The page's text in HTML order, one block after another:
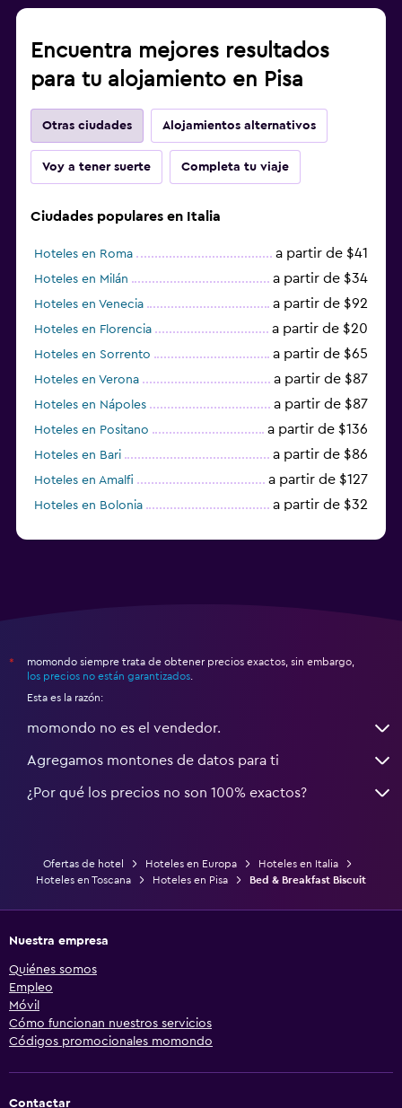
Encuentra mejores resultados
para tu alojamiento en Pisa
Otras ciudades Alojamientos alternativos
Voy a tener suerte Completa tu viaje
Ciudades populares en Italia
Hoteles en Roma a partir de $41
Hoteles en Milán a partir de $34
Hoteles en Venecia a partir de $92
Hoteles en Florencia a partir de $20
Hoteles en Sorrento a partir de $65
Hoteles en Verona a partir de $87
Hoteles en Nápoles a partir de $87
Hoteles en Positano a partir de $136
Hoteles en Bari a partir de $86
Hoteles en Amalfi a partir de $127
Hoteles en Bolonia a partir de $32
*
momondo siempre trata de obtener precios exactos, sin embargo,
los precios no están garantizados
Esta es la razón:
momondo no es el vendedor.
Agregamos montones de datos para ti
¿Por qué los precios no son 100% exactos?
Ofertas de hotel Hoteles en Europa
Hoteles en Italia
Hoteles en Toscana
Hoteles en Pisa Bed & Breakfast Biscuit
Nuestra empresa
Quiénes somos
Empleo
Móvil
Cómo funcionan nuestros servicios
Códigos promocionales momondo
Contactar